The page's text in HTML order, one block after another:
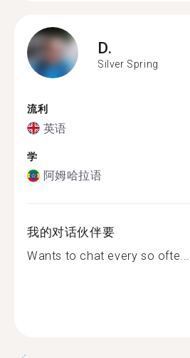
D.
Silver Spring
流利
英语
学
阿姆哈拉语
我的对话伙伴要
Wants to chat every so ofte...